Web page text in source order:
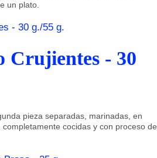
un plato.
Crujientes - 30
pieza separadas, marinadas, en
cocidas y con proceso de